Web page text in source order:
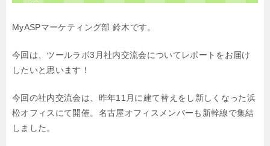
MyASPマーケティング部 鈴木です。
今回は、ツールラボ3月社内交流会についてレポートをお届け
したいと思います！
今回の社内交流会は、昨年11月に建て替えをし新しくなった浜
松オフィスにて開催。名古屋オフィスメンバーも新幹線で集結
しました。